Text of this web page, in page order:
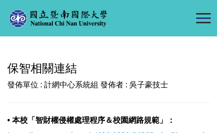
到
容
保智相關連結
發佈單位 : 計網中心系統組 發佈者 : 吳子豪技士
• 本校「智財權侵權處理程序＆校園網路規範」：